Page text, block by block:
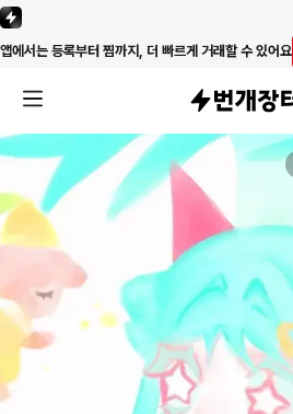
앱에서는 등록부터 찜까지, 더 빠르게 거래할 수 있어요